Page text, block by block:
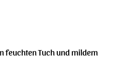
feuchten Tuch und mildem